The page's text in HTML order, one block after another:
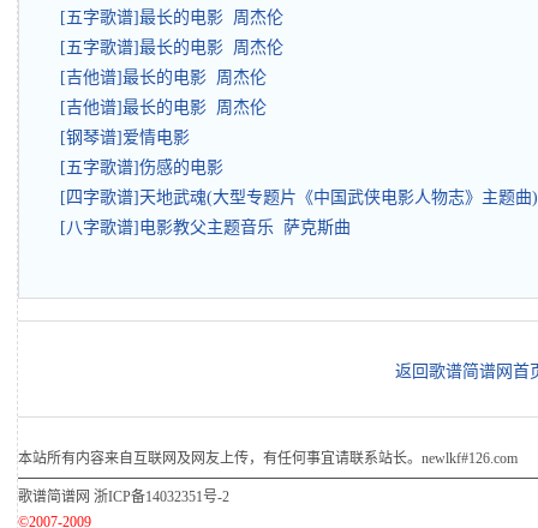
[五字歌谱]最长的电影 周杰伦
[五字歌谱]最长的电影 周杰伦
[吉他谱]最长的电影 周杰伦
[吉他谱]最长的电影 周杰伦
[钢琴谱]爱情电影
[五字歌谱]伤感的电影
[四字歌谱]天地武魂(大型专题片《中国武侠电影人物志》主题
[八字歌谱]电影教父主题音乐 萨克斯曲
返回歌谱简谱网首
本站所有内容来自互联网及网友上传，有任何事宜请联系站长。newlkf#126.com
歌谱简谱网 浙ICP备14032351号-2
©2007-2009